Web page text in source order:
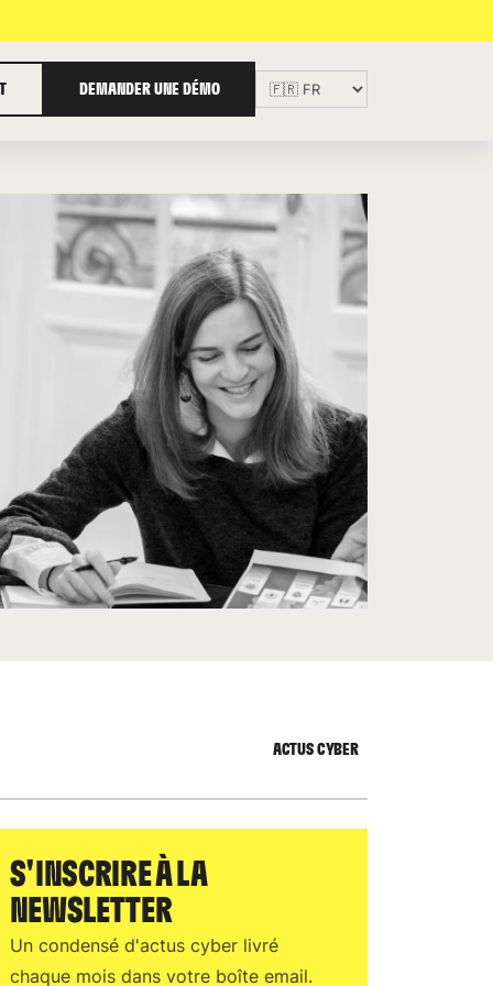
DEMANDER UNE DÉMO
ACTUS CYBER
S'INSCRIRE À LA
NEWSLETTER
Un condensé d'actus cyber livré
chaque mois dans votre boîte email.